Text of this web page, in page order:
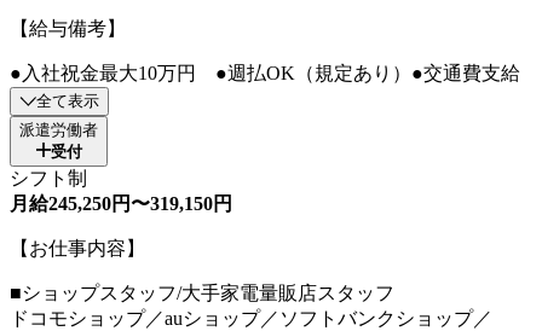
【給与備考】
●入社祝金最大10万円 ●週払OK（規定あり）●交通費支給
全て表示
派遣労働者
受付
シフト制
月給245,250円〜319,150円
【お仕事内容】
■ショップスタッフ/大手家電量販店スタッフ
ドコモショップ／auショップ／ソフトバンクショップ／